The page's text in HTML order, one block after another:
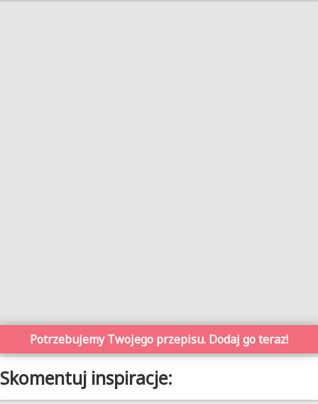
Potrzebujemy Twojego przepisu. Dodaj go teraz!
Skomentuj inspiracje: